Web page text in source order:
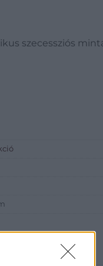
szecessziós